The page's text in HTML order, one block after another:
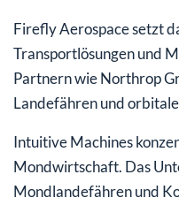
Firefly Aerospace setzt
Transportlösungen und
Partnern wie Northrop
Landefähren und
Intuitive Machines
Mondwirtschaft. Das
Mondlandefähren und